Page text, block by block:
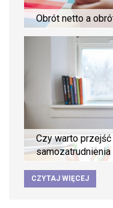
Obrót netto a
Czy warto przejść
samozatrudnienia
CZYTAJ WIĘCEJ